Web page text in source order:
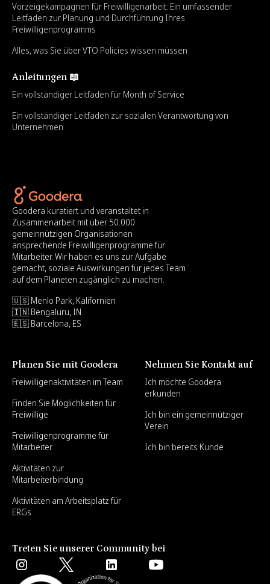
Vorzeigekampagnen für Freiwilligenarbeit: Ein umfassender
Leitfaden zur Planung und Durchführung Ihres
Freiwilligenprogramms
Alles, was Sie über VTO Policies wissen müssen
Anleitungen 📖
Ein vollständiger Leitfaden für Month of Service
Ein vollständiger Leitfaden zur sozialen Verantwortung von
Unternehmen
Goodera kuratiert und veranstaltet in
Zusammenarbeit mit über 50.000
gemeinnützigen Organisationen
ansprechende Freiwilligenprogramme für
Mitarbeiter. Wir haben es uns zur Aufgabe
gemacht, soziale Auswirkungen für jedes Team
auf dem Planeten zugänglich zu machen.
🇺🇸 Menlo Park, Kalifornien
🇮🇳 Bengaluru, IN
🇪🇸 Barcelona, ES
Planen Sie mit Goodera
Freiwilligenaktivitäten im Team
Finden Sie Möglichkeiten für
Freiwillige
Freiwilligenprogramme für
Mitarbeiter
Aktivitäten zur
Mitarbeiterbindung
Aktivitäten am Arbeitsplatz für
ERGs
Nehmen Sie Kontakt auf
Ich möchte Goodera
erkunden
Ich bin ein gemeinnütziger
Verein
Ich bin bereits Kunde
Treten Sie unserer Community bei